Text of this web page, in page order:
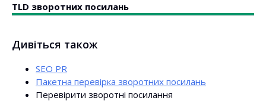
TLD зворотних посилань
Дивіться також
SEO PR
Пакетна перевірка зворотних посилань
Перевірити зворотні посилання